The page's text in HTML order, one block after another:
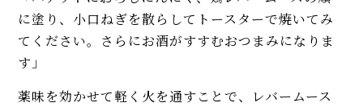
に塗り、小口ねぎを散らしてトースターで焼いてみ
てください。さらにお酒がすすむおつまみになりま
す」
薬味を効かせて軽く火を通すことで、レバームース